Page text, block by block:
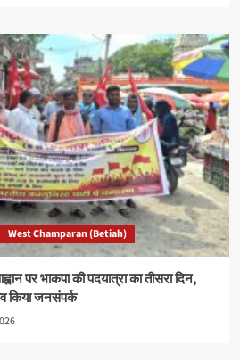
West Champaran (Betiah)
पर भाकपा की पदयात्रा का तीसरा दिन,
किया जनसंपर्क